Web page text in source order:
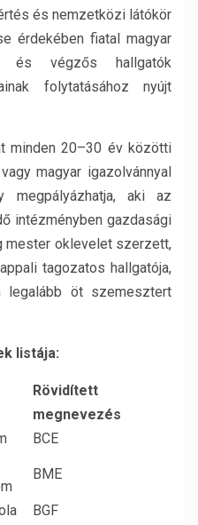
és nemzetközi látókör
érdekében fiatal magyar
és végzős hallgatók
folytatásához nyújt
minden 20–30 év közötti
magyar igazolvánnyal
megpályázhatja, aki az
intézményben gazdasági
mester oklevelet szerzett,
tagozatos hallgatója,
legalább öt szemesztert
listája:
Rövidített
megnevezés
BCE
BME
BGF